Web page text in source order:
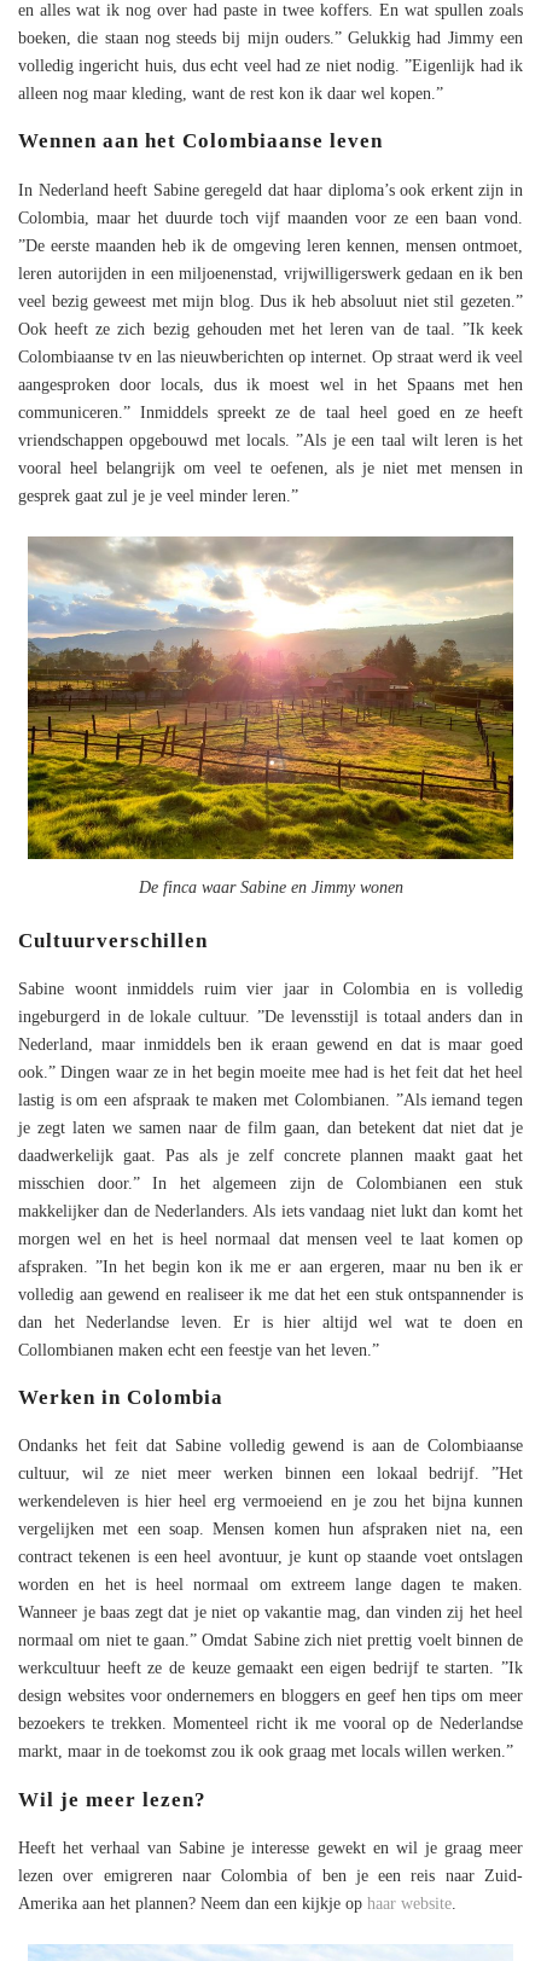
en alles wat ik nog over had paste in twee koffers. En wat spullen zoals
boeken, die staan nog steeds bij mijn ouders.” Gelukkig had Jimmy een
volledig ingericht huis, dus echt veel had ze niet nodig. ”Eigenlijk had ik
alleen nog maar kleding, want de rest kon ik daar wel kopen.”
Wennen aan het Colombiaanse leven
In Nederland heeft Sabine geregeld dat haar diploma’s ook erkent zijn in
Colombia, maar het duurde toch vijf maanden voor ze een baan vond.
”De eerste maanden heb ik de omgeving leren kennen, mensen ontmoet,
leren autorijden in een miljoenenstad, vrijwilligerswerk gedaan en ik ben
veel bezig geweest met mijn blog. Dus ik heb absoluut niet stil gezeten.”
Ook heeft ze zich bezig gehouden met het leren van de taal. ”Ik keek
Colombiaanse tv en las nieuwberichten op internet. Op straat werd ik veel
aangesproken door locals, dus ik moest wel in het Spaans met hen
communiceren.” Inmiddels spreekt ze de taal heel goed en ze heeft
vriendschappen opgebouwd met locals. ”Als je een taal wilt leren is het
vooral heel belangrijk om veel te oefenen, als je niet met mensen in
gesprek gaat zul je je veel minder leren.”
De finca waar Sabine en Jimmy wonen
Cultuurverschillen
Sabine woont inmiddels ruim vier jaar in Colombia en is volledig
ingeburgerd in de lokale cultuur. ”De levensstijl is totaal anders dan in
Nederland, maar inmiddels ben ik eraan gewend en dat is maar goed
ook.” Dingen waar ze in het begin moeite mee had is het feit dat het heel
lastig is om een afspraak te maken met Colombianen. ”Als iemand tegen
je zegt laten we samen naar de film gaan, dan betekent dat niet dat je
daadwerkelijk gaat. Pas als je zelf concrete plannen maakt gaat het
misschien door.” In het algemeen zijn de Colombianen een stuk
makkelijker dan de Nederlanders. Als iets vandaag niet lukt dan komt het
morgen wel en het is heel normaal dat mensen veel te laat komen op
afspraken. ”In het begin kon ik me er aan ergeren, maar nu ben ik er
volledig aan gewend en realiseer ik me dat het een stuk ontspannender is
dan het Nederlandse leven. Er is hier altijd wel wat te doen en
Collombianen maken echt een feestje van het leven.”
Werken in Colombia
Ondanks het feit dat Sabine volledig gewend is aan de Colombiaanse
cultuur, wil ze niet meer werken binnen een lokaal bedrijf. ”Het
werkendeleven is hier heel erg vermoeiend en je zou het bijna kunnen
vergelijken met een soap. Mensen komen hun afspraken niet na, een
contract tekenen is een heel avontuur, je kunt op staande voet ontslagen
worden en het is heel normaal om extreem lange dagen te maken.
Wanneer je baas zegt dat je niet op vakantie mag, dan vinden zij het heel
normaal om niet te gaan.” Omdat Sabine zich niet prettig voelt binnen de
werkcultuur heeft ze de keuze gemaakt een eigen bedrijf te starten. ”Ik
design websites voor ondernemers en bloggers en geef hen tips om meer
bezoekers te trekken. Momenteel richt ik me vooral op de Nederlandse
markt, maar in de toekomst zou ik ook graag met locals willen werken.”
Wil je meer lezen?
Heeft het verhaal van Sabine je interesse gewekt en wil je graag meer
lezen over emigreren naar Colombia of ben je een reis naar Zuid-
Amerika aan het plannen? Neem dan een kijkje op haar website